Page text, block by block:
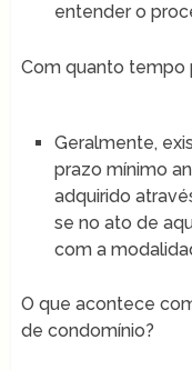
entender o
Com quanto tempo
Geralmente,
prazo mínimo
adquirido
se no ato de
com a
O que acontece
de condomínio?